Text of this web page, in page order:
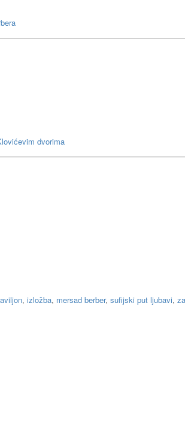
dvorima
, izložba, mersad berber, sufijski put ljubavi,